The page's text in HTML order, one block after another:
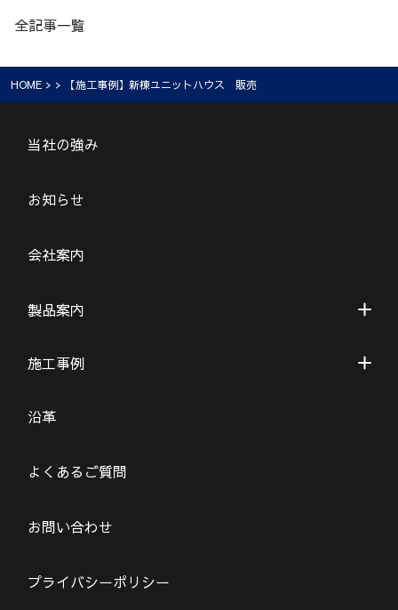
全記事一覧
HOME > > 【施工事例】新棟ユニットハウス 販売
当社の強み
お知らせ
会社案内
製品案内
施工事例
沿革
よくあるご質問
お問い合わせ
プライバシーポリシー